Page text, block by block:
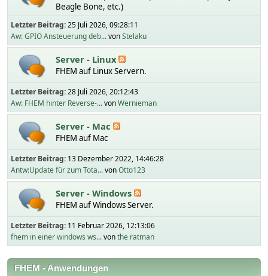
Beagle Bone, etc.)
Letzter Beitrag:25 Juli 2026, 09:28:11
Aw: GPIO Ansteuerung deb...vonStelaku
Server - Linux
FHEM auf Linux Servern.
Letzter Beitrag:28 Juli 2026, 20:12:43
Aw: FHEM hinter Reverse-...vonWernieman
Server - Mac
FHEM auf Mac
Letzter Beitrag: 13 Dezember 2022, 14:46:28
Antw:Update für zum Tota...vonOtto123
Server - Windows
FHEM auf Windows Server.
Letzter Beitrag: 11 Februar 2026, 12:13:06
fhem in einer windows ws...vonthe ratman
FHEM - Anwendungen